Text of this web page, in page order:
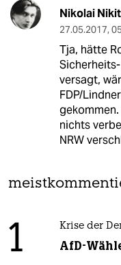
Nikolai
27.05.2017,
Tja, hätte
versagt,
FDP/
nichts
NRW
1 Krise der
AfD-